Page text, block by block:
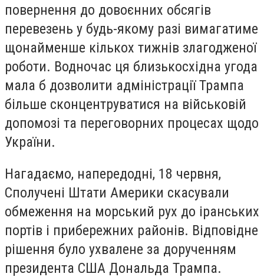
повернення до довоєнних обсягів
перевезень у будь-якому разі вимагатиме
щонайменше кількох тижнів злагодженої
роботи. Водночас ця близькосхідна угода
мала б дозволити адміністрації Трампа
більше сконцентруватися на військовій
допомозі та переговорних процесах щодо
України.
Нагадаємо, напередодні, 18 червня,
Сполучені Штати Америки скасували
обмеження на морський рух до іранських
портів і прибережних районів. Відповідне
рішення було ухвалене за дорученням
президента США Дональда Трампа.